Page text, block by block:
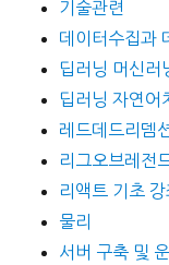
기술관련
데이터수집과
딥러닝 머신러
딥러닝 자연어
레드데드리뎀
리그오브레전
리액트 기초 강
물리
서버 구축 및